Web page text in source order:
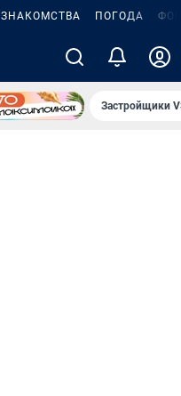
ЗНАКОМСТВА ПОГОДА
Застройщики